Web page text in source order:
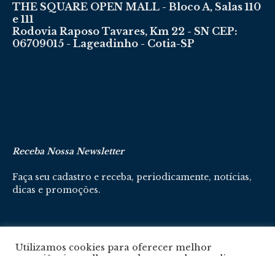
THE SQUARE OPEN MALL - Bloco A, Salas 110
e 111
Rodovia Raposo Tavares, Km 22 - SN CEP:
06709015 - Lageadinho - Cotia-SP
Receba Nossa Newsletter
Faça seu cadastro e receba, periodicamente, notícias,
dicas e promoções.
Cadastre-se aqui
Utilizamos cookies para oferecer melhor